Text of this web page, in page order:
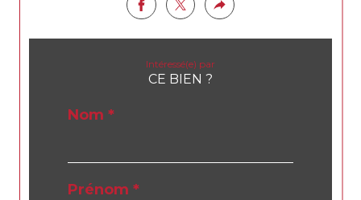
Intéressé(e) par
CE BIEN ?
Nom *
Prénom *